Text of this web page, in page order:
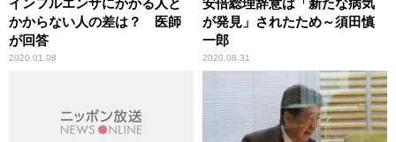
インフルエンザにかかる人と
かからない人の差は？ 医師
が回答
2020.01.08
安倍総理辞意は「新たな病気
が発見」されたため～須田慎
一郎
2020.08.31